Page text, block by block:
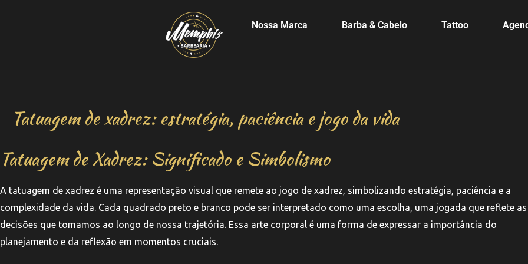
Nossa Marca Barba & Cabelo Tattoo
Tatuagem de xadrez: estratégia, paciência e jogo da vida
Tatuagem de Xadrez: Significado e Simbolismo
A tatuagem de xadrez é uma representação visual que remete ao jogo de xadrez, simbolizando estratégia, paciência e a
complexidade da vida. Cada quadrado preto e branco pode ser interpretado como uma escolha, uma jogada que reflete as
decisões que tomamos ao longo de nossa trajetória. Essa arte corporal é uma forma de expressar a importância do
planejamento e da reflexão em momentos cruciais.